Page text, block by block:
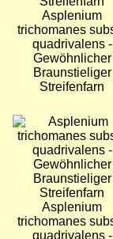
Asplenium
trichomanes
quadrivalens -
Gewöhnlicher
Braunstieliger
Streifenfarn
Bild
Asplenium
trichomanes
quadrivalens -